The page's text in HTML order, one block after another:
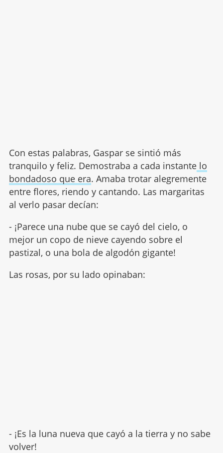
Con estas palabras, Gaspar se sintió más
tranquilo y feliz. Demostraba a cada instantelo
bondadoso que era. Amaba trotar alegremente
entre flores, riendo y cantando. Las margaritas
al verlo pasar decían:
- ¡Parece una nube que se cayó del cielo, o
mejor un copo de nieve cayendo sobre el
pastizal, o una bola de algodón gigante!
Las rosas, por su lado opinaban:
- ¡Es la luna nueva que cayó a la tierra y no sabe
volver!